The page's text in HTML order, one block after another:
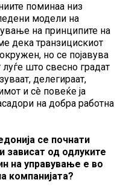
поминаа низ
модели на
на принципите на
дека транзицискиот
но се појавува
луѓе што свесно градат
делегираат,
и сè повеќе ја
на добра работна
се почнати
зависат од одлуките
на управување е во
компанијата?